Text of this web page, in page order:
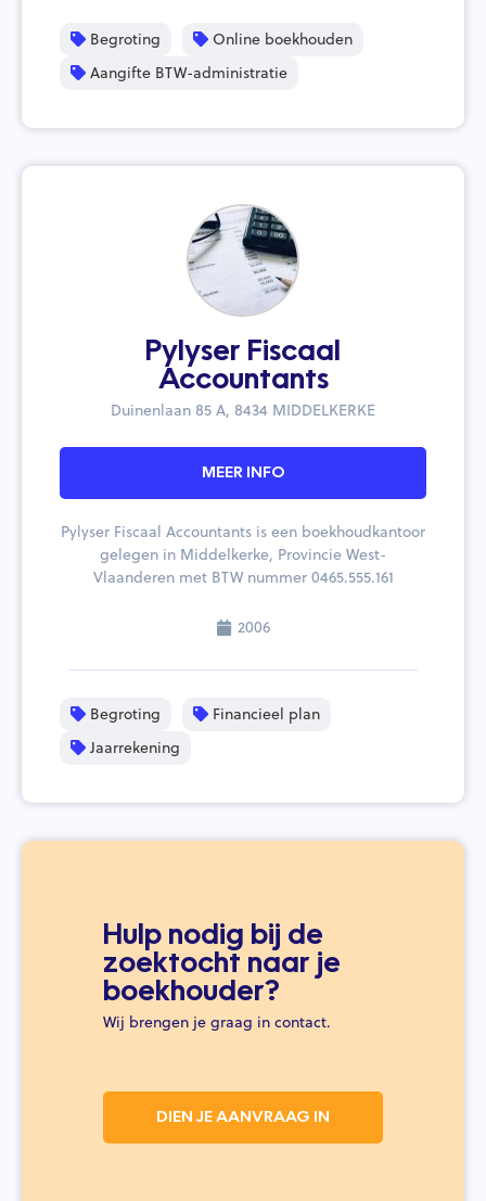
Begroting
Online boekhouden
Aangifte BTW-administratie
Pylyser Fiscaal
Accountants
Duinenlaan 85 A, 8434 MIDDELKERKE
MEER INFO
Pylyser Fiscaal Accountants is een boekhoudkantoor
gelegen in Middelkerke, Provincie West-
Vlaanderen met BTW nummer 0465.555.161
2006
Begroting
Financieel plan
Jaarrekening
Hulp nodig bij de
zoektocht naar je
boekhouder?
Wij brengen je graag in contact.
DIEN JE AANVRAAG IN